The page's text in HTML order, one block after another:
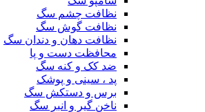
نظافت چشم سگ
نظافت گوش سگ
نظافت دهان و دندان سگ
محافظت دست و پا
ضد کک و کنه سگ
پد ، سینی و پوشک
برس و دستکش سگ
ناخن گیر و انبر سگ